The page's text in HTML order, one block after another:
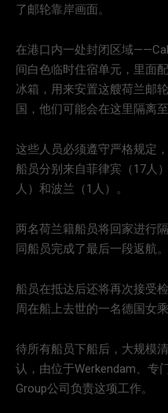
了邮轮靠岸画面。
在港口内一处封闭区域
间白色临时住宿单元，里面
冰箱，用来安置这艘荷兰邮
国，他们可能会在这里隔离至
这些人员必须遵守严格规定
船员分别来自菲律宾（17人
人）和波兰（1人）。
两名荷兰籍船员将回家进行
同船员完成了最后一段返航。
船员在抵达后还将再次接受
周在船上去世的一名德国女
待所有船员下船后，大规模
认，由位于Werkendam、专
Group公司负责这项工作。